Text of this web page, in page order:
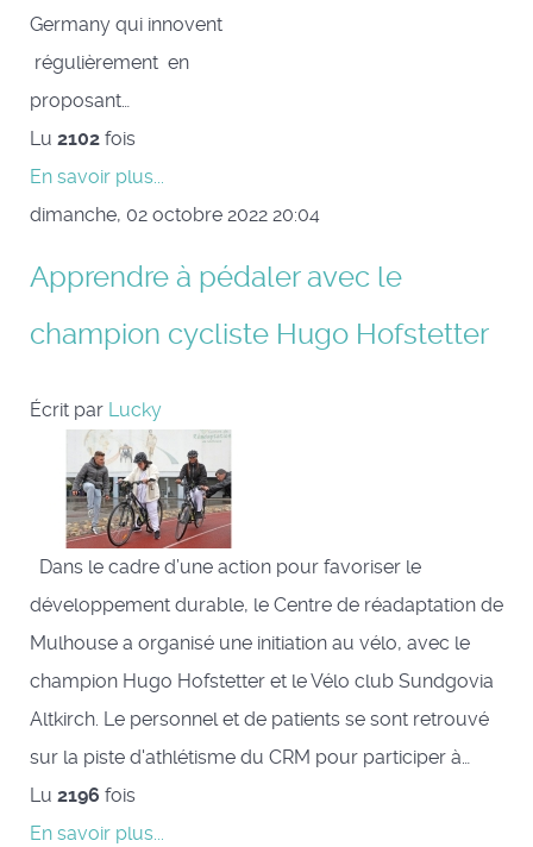
Germany qui innovent
régulièrement en
proposant…
Lu 2102 fois
En savoir plus...
dimanche, 02 octobre 2022 20:04
Apprendre à pédaler avec le
champion cycliste Hugo Hofstetter
Écrit par Lucky
Dans le cadre d’une action pour favoriser le
développement durable, le Centre de réadaptation de
Mulhouse a organisé une initiation au vélo, avec le
champion Hugo Hofstetter et le Vélo club Sundgovia
Altkirch. Le personnel et de patients se sont retrouvé
sur la piste d'athlétisme du CRM pour participer à…
Lu 2196 fois
En savoir plus...